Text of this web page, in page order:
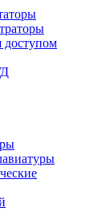
доступом